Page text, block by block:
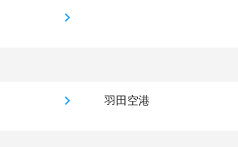
羽田空港